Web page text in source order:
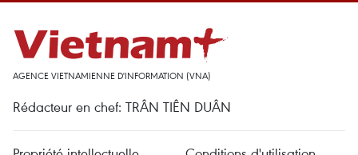
AGENCE VIETNAMIENNE D'INFORMATION (VNA)
Rédacteur en chef: TRÂN TIÊN DUÂN